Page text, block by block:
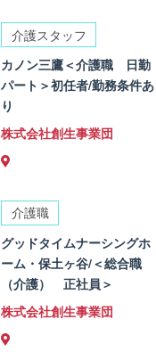
介護スタッフ
カノン三鷹＜介護職 日勤
パート＞初任者/勤務条件あ
り
株式会社創生事業団
介護職
グッドタイムナーシングホ
ーム・保土ヶ谷/＜総合職
（介護） 正社員＞
株式会社創生事業団